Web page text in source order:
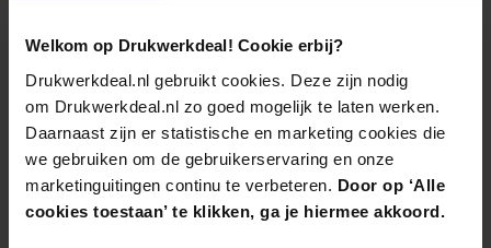
Welkom op Drukwerkdeal! Cookie erbij?
Drukwerkdeal.nl gebruikt cookies. Deze zijn nodig
om Drukwerkdeal.nl zo goed mogelijk te laten werken.
Daarnaast zijn er statistische en marketing cookies die
we gebruiken om de gebruikerservaring en onze
marketinguitingen continu te verbeteren. Door op ‘Alle
cookies toestaan’ te klikken, ga je hiermee akkoord.